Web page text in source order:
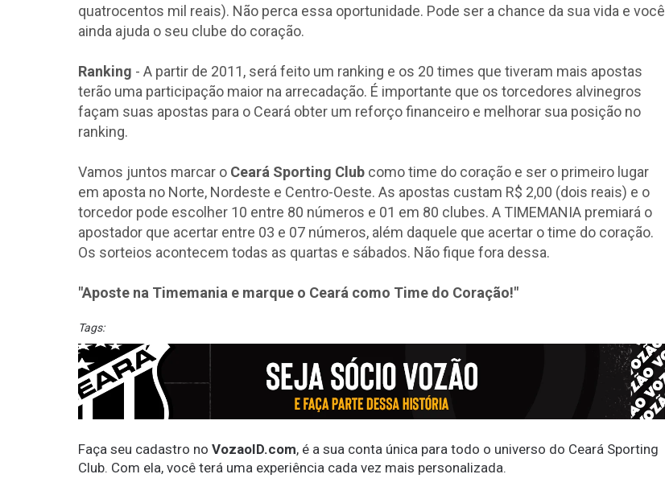
quatrocentos mil reais). Não perca essa oportunidade. Pode ser a chance da sua vida e você
ainda ajuda o seu clube do coração.
Ranking - A partir de 2011, será feito um ranking e os 20 times que tiveram mais apostas
terão uma participação maior na arrecadação. É importante que os torcedores alvinegros
façam suas apostas para o Ceará obter um reforço financeiro e melhorar sua posição no
ranking.
Vamos juntos marcar o Ceará Sporting Club como time do coração e ser o primeiro lugar
em aposta no Norte, Nordeste e Centro-Oeste. As apostas custam R$ 2,00 (dois reais) e o
torcedor pode escolher 10 entre 80 números e 01 em 80 clubes. A TIMEMANIA premiará o
apostador que acertar entre 03 e 07 números, além daquele que acertar o time do coração.
Os sorteios acontecem todas as quartas e sábados. Não fique fora dessa.
"Aposte na Timemania e marque o Ceará como Time do Coração!"
Tags:
Faça seu cadastro no VozaoID.com, é a sua conta única para todo o universo do Ceará Sporting
Club. Com ela, você terá uma experiência cada vez mais personalizada.